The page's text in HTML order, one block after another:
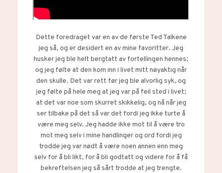
Dette foredraget var en av de første Ted Talkene
jeg så, og er desidert en av mine favoritter. Jeg
husker jeg ble helt bergtatt av fortellingen hennes;
og jeg følte at den kom inn i livet mitt nøyaktig når
den skulle. Det var rett før jeg ble alvorlig syk, og
jeg følte på hele meg at jeg var på feil sted i livet;
at det var noe som skurret skikkelig, og nå når jeg
ser tilbake på det så var det fordi jeg ikke turte å
være meg selv. Jeg hadde ikke mot til å være tro
mot meg selv i mine handlinger og ord fordi jeg
trodde jeg var nødt å være noen annen enn meg
selv for å bli likt, for å bli godtatt og videre for å få
bekreftelsen jeg så sårt trodde at jeg trengte.